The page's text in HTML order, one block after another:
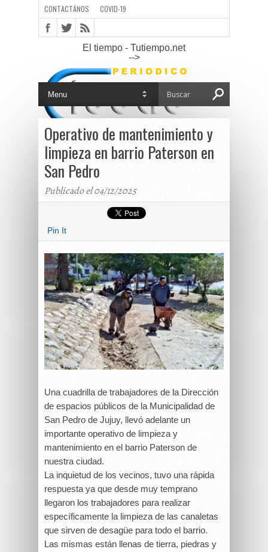
CONTACTÁNOS COVID-19
El tiempo - Tutiempo.net
-->
Operativo de mantenimiento y
limpieza en barrio Paterson en
San Pedro
Publicado el 04/12/2025
Pin It
Una cuadrilla de trabajadores de la Dirección
de espacios públicos de la Municipalidad de
San Pedro de Jujuy, llevó adelante un
importante operativo de limpieza y
mantenimiento en el barrio Paterson de
nuestra ciudad.
La inquietud de los vecinos, tuvo una rápida
respuesta ya que desde muy temprano
llegaron los trabajadores para realizar
específicamente la limpieza de las canaletas
que sirven de desagüe para todo el barrio.
Las mismas están llenas de tierra, piedras y